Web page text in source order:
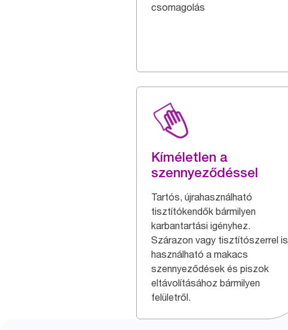
csomagolás
Kíméletlen a
szennyeződéssel
Tartós, újrahasználható
tisztítókendők bármilyen
karbantartási igényhez.
Szárazon vagy tisztítószerrel is
használható a makacs
szennyeződések és piszok
eltávolításához bármilyen
felületről.